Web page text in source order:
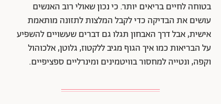
בטוחה לחיים בריאים יותר. כי נכון שאולי רוב האנשים
עושים את הבדיקה כדי לקבל המלצות לתזונה מותאמת
אישית, אבל דרך האבחון תגלו גם דברים שעשויים להשפיע
על הבריאות כמו איך הגוף מגיב ללקטוז, גלוטן, אלכוהול
וקפה, ונטייה למחסור בוויטמינים ומינרליים ספציפיים.